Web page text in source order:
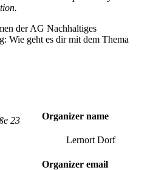
der AG Nachhaltiges
Wie geht es dir mit dem Thema
23
Organizer name
Lernort Dorf
Organizer email